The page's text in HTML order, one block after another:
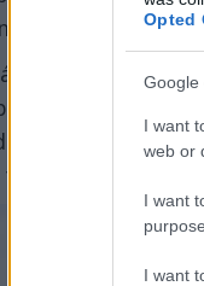
Opted
Google
I want
web or
I want
I want
is
bérelhető lesz,
is a